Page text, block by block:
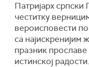
Патријарх српски
честитку
вероисповести
са најискренијим
празник
истинској радости.